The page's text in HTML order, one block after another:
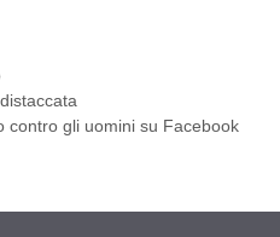
contro gli uomini su Facebook